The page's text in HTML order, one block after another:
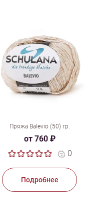
Пряжа Balevio (50) гр.
от 760 ₽
0
Подробнее